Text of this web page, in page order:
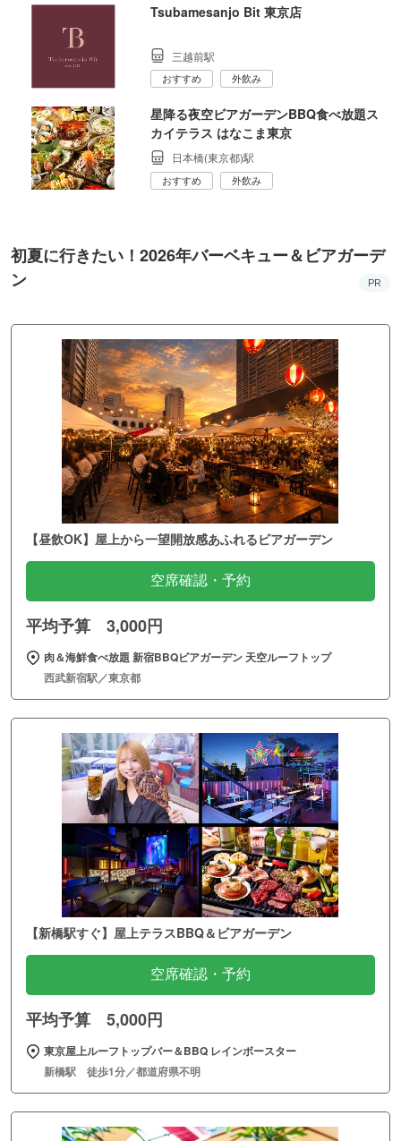
Tsubamesanjo Bit 東京店
三越前駅
おすすめ 外飲み
星降る夜空ビアガーデンBBQ食べ放題ス
カイテラス はなこま東京
日本橋(東京都)駅
おすすめ 外飲み
初夏に行きたい！2026年バーベキュー＆ビアガーデ
ン
PR
【昼飲OK】屋上から一望開放感あふれるビアガーデン
空席確認・予約
平均予算 3,000円
肉＆海鮮食べ放題 新宿BBQビアガーデン 天空ルーフトップ
西武新宿駅／東京都
【新橋駅すぐ】屋上テラスBBQ＆ビアガーデン
空席確認・予約
平均予算 5,000円
東京屋上ルーフトップバー＆BBQ レインボースター
新橋駅 徒歩1分／都道府県不明